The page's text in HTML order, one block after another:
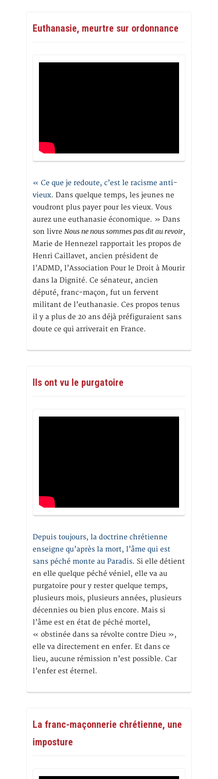
Euthanasie, meurtre sur ordonnance
« Ce que je redoute, c’est le racisme anti-
vieux. Dans quelque temps, les jeunes ne
voudront plus payer pour les vieux. Vous
aurez une euthanasie économique. » Dans
son livre Nous ne nous sommes pas dit au revoir,
Marie de Hennezel rapportait les propos de
Henri Caillavet, ancien président de
l’ADMD, l’Association Pour le Droit à Mourir
dans la Dignité. Ce sénateur, ancien
député, franc-maçon, fut un fervent
militant de l’euthanasie. Ces propos tenus
il y a plus de 20 ans déjà préfiguraient sans
doute ce qui arriverait en France.
Ils ont vu le purgatoire
Depuis toujours, la doctrine chrétienne
enseigne qu’après la mort, l’âme qui est
sans péché monte au Paradis. Si elle détient
en elle quelque péché véniel, elle va au
purgatoire pour y rester quelque temps,
plusieurs mois, plusieurs années, plusieurs
décennies ou bien plus encore. Mais si
l’âme est en état de péché mortel,
« obstinée dans sa révolte contre Dieu »,
elle va directement en enfer. Et dans ce
lieu, aucune rémission n’est possible. Car
l’enfer est éternel.
La franc-maçonnerie chrétienne, une
imposture